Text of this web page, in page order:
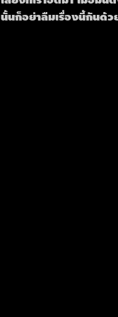
นั้นก็อย่าลืมเรื่องนี้กันด้ว